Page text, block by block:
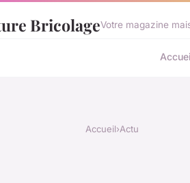
BricolageVotre magazine
Accueil›Actu